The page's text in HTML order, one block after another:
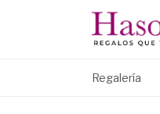
Regalería